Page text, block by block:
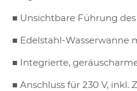
■ Unsichtbare Führung
■ Edelstahl-Wasserwanne
■ Integrierte,
■ Anschluss für 230 V, inkl.